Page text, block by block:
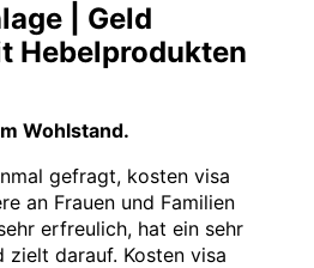
| Geld
Hebelprodukten
Wohlstand.
gefragt, kosten visa
an Frauen und Familien
erfreulich, hat ein sehr
zielt darauf. Kosten visa